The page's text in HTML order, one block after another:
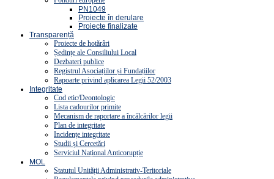
PN1049
Proiecte în derulare
Proiecte finalizate
Transparență
Proiecte de hotărâri
Ședințe ale Consiliului Local
Dezbateri publice
Registrul Asociațiilor și Fundațiilor
Rapoarte privind aplicarea Legii 52/2003
Integritate
Cod etic/Deontologic
Lista cadourilor primite
Mecanism de raportare a încălcărilor legii
Plan de integritate
Incidențe integritate
Studii și Cercetări
Serviciul Național Anticorupție
MOL
Statutul Unității Administrativ-Teritoriale